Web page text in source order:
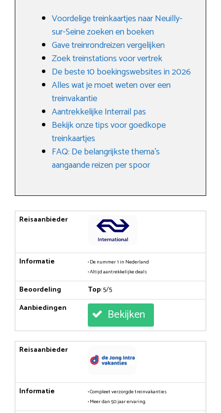
Voordelige treinkaartjes naar Neuilly-
sur-Seine zoeken en boeken
Gave treinrondreizen vergelijken
Zoek treinstations voor vertrek
De beste 10 boekingswebsites in 2026
Alles wat je moet weten over een
treinvakantie
Aantrekkelijke Interrail pas
Bekijk onze tips voor goedkope
treinkaartjes
FAQ: De belangrijkste thema’s
aangaande reizen per spoor
Reisaanbieder
Informatie
• De nummer 1 in Nederland
• Altijd aantrekkelijke deals
Beoordeling Top: 5/5
Aanbiedingen
Bekijken
Reisaanbieder
Informatie
• Compleet verzorgde treinvakanties
• Meer dan 50 jaar ervaring